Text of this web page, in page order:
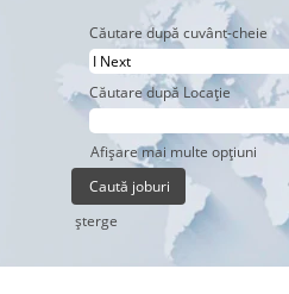
Căutare după cuvânt-cheie
Căutare după Locație
Afișare mai multe opțiuni
şterge